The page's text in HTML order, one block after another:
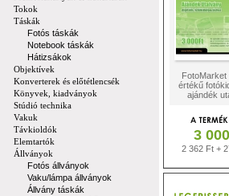
Tokok
Táskák
Fotós táskák
Notebook táskák
Hátizsákok
Objektívek
Konverterek és előtétlencsék
Könyvek, kiadványok
Stúdió technika
Vakuk
Távkioldók
Elemtartók
Állványok
Fotós állványok
Vaku/lámpa állványok
Állvány táskák
FotoMarket
értékű
ajándék
3
2 362 Ft +